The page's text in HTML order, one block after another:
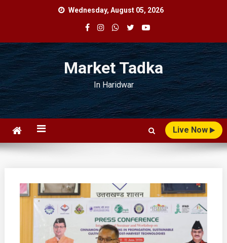
Wednesday, August 05, 2026
Market Tadka
In Haridwar
Live Now